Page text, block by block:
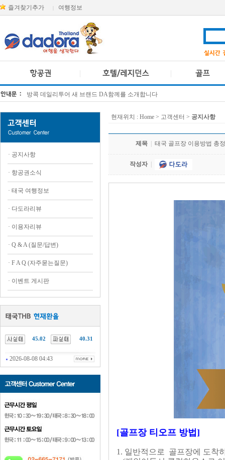
즐겨찾기추가 여행정보
방콕 데일리투어 새 브랜드 DA함께를 소개합니다
· 공지사항
· 항공권소식
· 태국 여행정보
· 다도라리뷰
· 이용자리뷰
· Q & A (질문/답변)
· F A Q (자주묻는질문)
· 이벤트 게시판
45.02 40.31
2026-08-08 04:43
현재위치 : Home > 고객센터 > 공지사항
제목 태국 골프장 이용방법 총
작성자
[골프장 티오프 방법]
1. 일반적으로 골프장에 도착